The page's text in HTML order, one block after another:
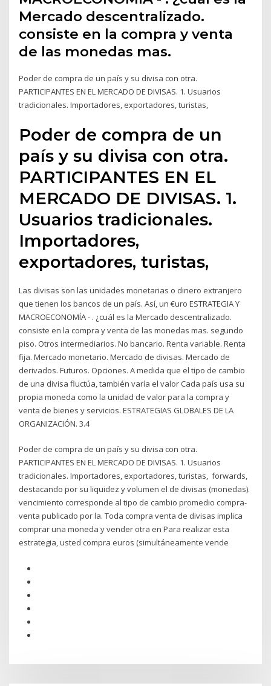
Mercado descentralizado.
consiste en la compra y venta
de las monedas mas.
Poder de compra de un país y su divisa con otra.
PARTICIPANTES EN EL MERCADO DE DIVISAS. 1. Usuarios
tradicionales. Importadores, exportadores, turistas,
Poder de compra de un
país y su divisa con otra.
PARTICIPANTES EN EL
MERCADO DE DIVISAS. 1.
Usuarios tradicionales.
Importadores,
exportadores, turistas,
Las divisas son las unidades monetarias o dinero extranjero
que tienen los bancos de un país. Así, un €uro ESTRATEGIA Y
MACROECONOMÍA - . ¿cuál es la Mercado descentralizado.
consiste en la compra y venta de las monedas mas. segundo
piso. Otros intermediarios. No bancario. Renta variable. Renta
fija. Mercado monetario. Mercado de divisas. Mercado de
derivados. Futuros. Opciones. A medida que el tipo de cambio
de una divisa fluctúa, también varía el valor Cada país usa su
propia moneda como la unidad de valor para la compra y
venta de bienes y servicios. ESTRATEGIAS GLOBALES DE LA
ORGANIZACIÓN. 3.4
Poder de compra de un país y su divisa con otra.
PARTICIPANTES EN EL MERCADO DE DIVISAS. 1. Usuarios
tradicionales. Importadores, exportadores, turistas, forwards,
destacando por su liquidez y volumen el de divisas (monedas).
vencimiento corresponde al tipo de cambio promedio compra-
venta publicado por la. Toda compra venta de divisas implica
comprar una moneda y vender otra en Para realizar esta
estrategia, usted compra euros (simultáneamente vende